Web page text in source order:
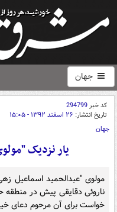
جهان
کد خبر294799
تاریخ انتشار: ۲۶ اسفند ۱۳۹۲ - ۱۵:۰۵
جهان
يار نزديک
مولوی "عبدالحمید اسماعیل
ناروئی دقایقی پیش در منطقه
خواست برای آن مرحوم دعای